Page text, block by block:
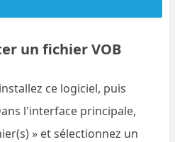
un fichier VOB
ce logiciel, puis
l'interface principale,
» et sélectionnez un